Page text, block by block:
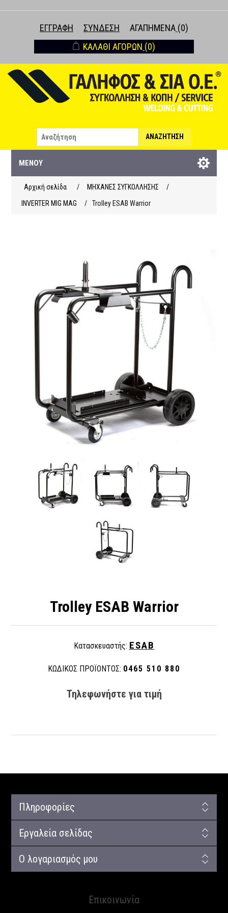
ΕΓΓΡΑΦΉ ΣΎΝΔΕΣΗ ΑΓΑΠΗΜΈΝΑ (0)
ΚΑΛΆΘΙ ΑΓΟΡΏΝ (0)
ΑΝΑΖΉΤΗΣΗ
ΜΕΝΟΎ
Αρχική σελίδα / ΜΗΧΑΝΕΣ ΣΥΓΚΟΛΛΗΣΗΣ
/
INVERTER MIG MAG
/ Trolley ESAB Warrior
Trolley ESAB Warrior
Κατασκευαστής: ESAB
ΚΩΔΙΚΟΣ ΠΡΟΪΟΝΤΟΣ: 0465 510 880
Τηλεφωνήστε για τιμή
Πληροφορίες
Εργαλεία σελίδας
Ο λογαριασμός μου
Επικοινωνία